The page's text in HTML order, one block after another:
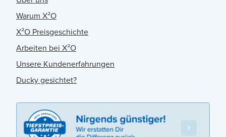
Warum X²O
X²O Preisgeschichte
Arbeiten bei X²O
Unsere Kundenerfahrungen
Ducky gesichtet?